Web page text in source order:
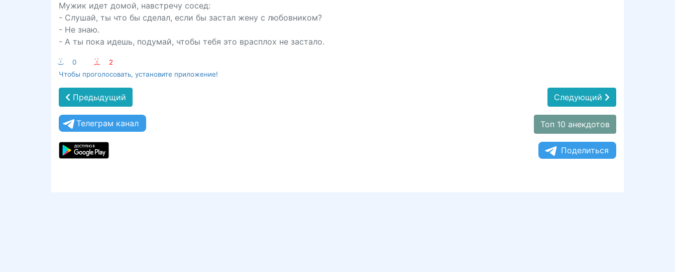
Мужик идет домой, навстречу сосед:
- Слушай, ты что бы сделал, если бы застал жену с любовником?
- Не знаю.
- А ты пока идешь, подумай, чтобы тебя это врасплох не застало.
:-) 0 :-(
2
Чтобы проголосовать, установите приложение!
Предыдущий Следующий
Телеграм канал Топ 10 анекдотов
Поделиться